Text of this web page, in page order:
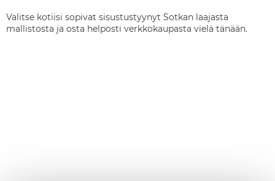
Valitse kotiisi sopivat sisustustyynyt Sotkan laajasta
mallistosta ja osta helposti verkkokaupasta vielä tänään.